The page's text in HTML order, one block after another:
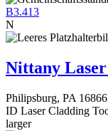
B3.413
N
Nittany
Philipsburg, PA
ID Laser Cladding
larger